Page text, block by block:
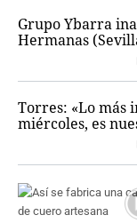
Grupo Ybarra
Hermanas
Torres: «Lo más
miércoles, es